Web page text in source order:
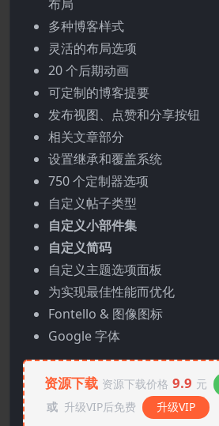
布局
多种博客样式
灵活的布局选项
20 个后期动画
可定制的博客提要
发布视图、点赞和分享按钮
相关文章部分
设置继承和覆盖系统
750 个定制器选项
自定义帖子类型
自定义小部件集
自定义简码
自定义主题选项面板
为实现最佳性能而优化
Fontello & 图像图标
Google 字体
资源下载 资源下载价格 9.9 元
或 升级VIP后免费 升级VIP